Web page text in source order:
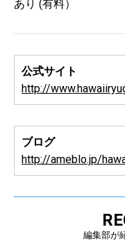
あり (有料）
公式サイト
http://
ブログ
http://ameblo.jp/
編集部が